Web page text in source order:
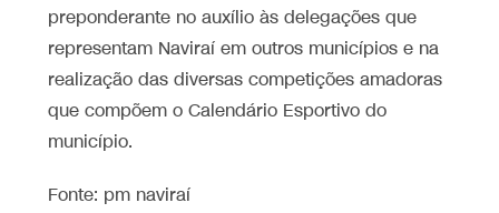
preponderante no auxílio às delegações que
representam Naviraí em outros municípios e na
realização das diversas competições amadoras
que compõem o Calendário Esportivo do
município.
Fonte: pm naviraí